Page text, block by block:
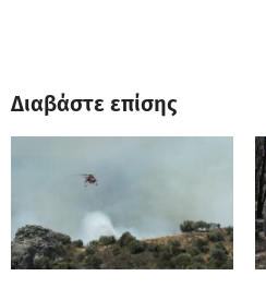
Διαβάστε επίσης